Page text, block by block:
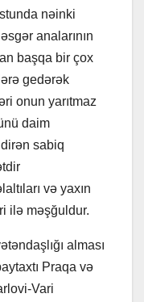
nəinki
analarının
başqa bir çox
gedərək
onun yarıtmaz
daim
sabiq
və yaxın
ilə məşğuldur.
alması
Praqa və
Vari